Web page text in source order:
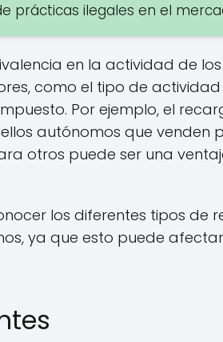
prácticas ilegales en el
en la actividad de
como el tipo de
Por ejemplo, el
autónomos que venden
otros puede ser una
los diferentes tipos
ya que esto puede